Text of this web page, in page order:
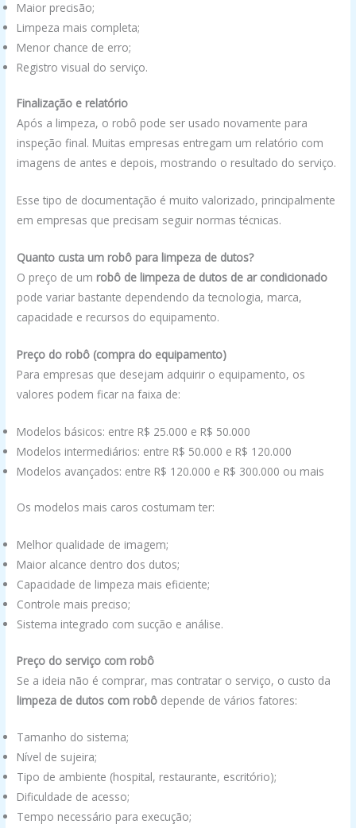
Maior precisão;
Limpeza mais completa;
Menor chance de erro;
Registro visual do serviço.
Finalização e relatório
Após a limpeza, o robô pode ser usado novamente para
inspeção final. Muitas empresas entregam um relatório com
imagens de antes e depois, mostrando o resultado do serviço.
Esse tipo de documentação é muito valorizado, principalmente
em empresas que precisam seguir normas técnicas.
Quanto custa um robô para limpeza de dutos?
O preço de um robô de limpeza de dutos de ar condicionado
pode variar bastante dependendo da tecnologia, marca,
capacidade e recursos do equipamento.
Preço do robô (compra do equipamento)
Para empresas que desejam adquirir o equipamento, os
valores podem ficar na faixa de:
Modelos básicos: entre R$ 25.000 e R$ 50.000
Modelos intermediários: entre R$ 50.000 e R$ 120.000
Modelos avançados: entre R$ 120.000 e R$ 300.000 ou mais
Os modelos mais caros costumam ter:
Melhor qualidade de imagem;
Maior alcance dentro dos dutos;
Capacidade de limpeza mais eficiente;
Controle mais preciso;
Sistema integrado com sucção e análise.
Preço do serviço com robô
Se a ideia não é comprar, mas contratar o serviço, o custo da
limpeza de dutos com robô depende de vários fatores:
Tamanho do sistema;
Nível de sujeira;
Tipo de ambiente (hospital, restaurante, escritório);
Dificuldade de acesso;
Tempo necessário para execução;